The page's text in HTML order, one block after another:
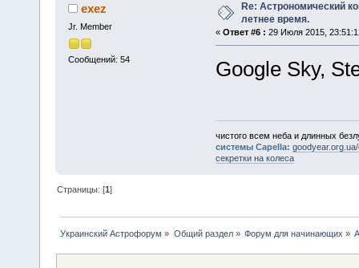
exez
Jr. Member
Сообщений: 54
Re: Астрономический
летнее время.
« Ответ #6 : 29 Июля 2015,
Google Sky,
чистого всем неба и длинных
системы Capella:
секретки на колеса
Страницы: [1]
Украинский Астрофорум » Общий раздел» Форум для начинающих »